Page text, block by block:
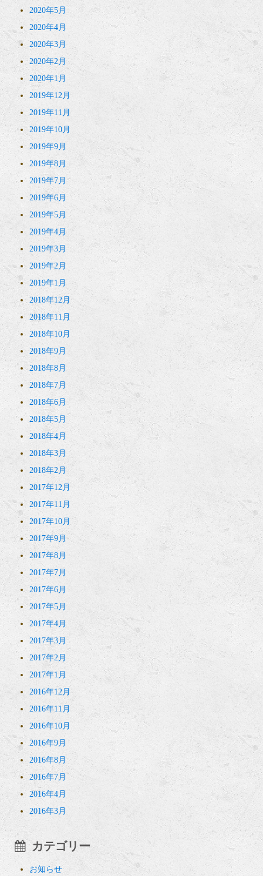
2020年5月
2020年4月
2020年3月
2020年2月
2020年1月
2019年12月
2019年11月
2019年10月
2019年9月
2019年8月
2019年7月
2019年6月
2019年5月
2019年4月
2019年3月
2019年2月
2019年1月
2018年12月
2018年11月
2018年10月
2018年9月
2018年8月
2018年7月
2018年6月
2018年5月
2018年4月
2018年3月
2018年2月
2017年12月
2017年11月
2017年10月
2017年9月
2017年8月
2017年7月
2017年6月
2017年5月
2017年4月
2017年3月
2017年2月
2017年1月
2016年12月
2016年11月
2016年10月
2016年9月
2016年8月
2016年7月
2016年4月
2016年3月
カテゴリー
お知らせ